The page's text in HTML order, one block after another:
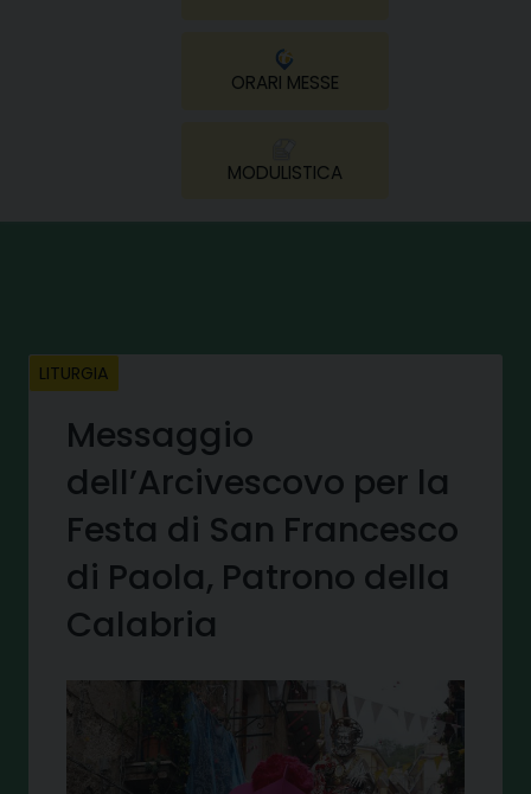
ORARI MESSE
MODULISTICA
LITURGIA
Messaggio
dell’Arcivescovo per la
Festa di San Francesco
di Paola, Patrono della
Calabria